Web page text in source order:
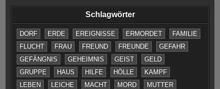
Schlagwörter
DORF ERDE EREIGNISSE ERMORDET
FAMILIE
FLUCHT
FRAU FREUND FREUNDE
GEFAHR
GEFÄNGNIS
GEHEIMNIS GEIST
GELD
GRUPPE
HAUS HILFE HÖLLE
KAMPF
LEBEN
LEICHE MACHT MORD
MUTTER